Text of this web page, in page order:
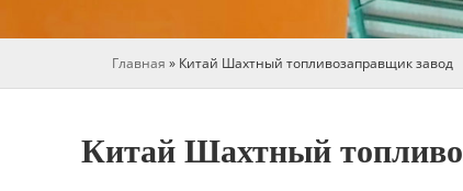
Главная » Китай Шахтный топливозаправщик завод
Китай Шахтный